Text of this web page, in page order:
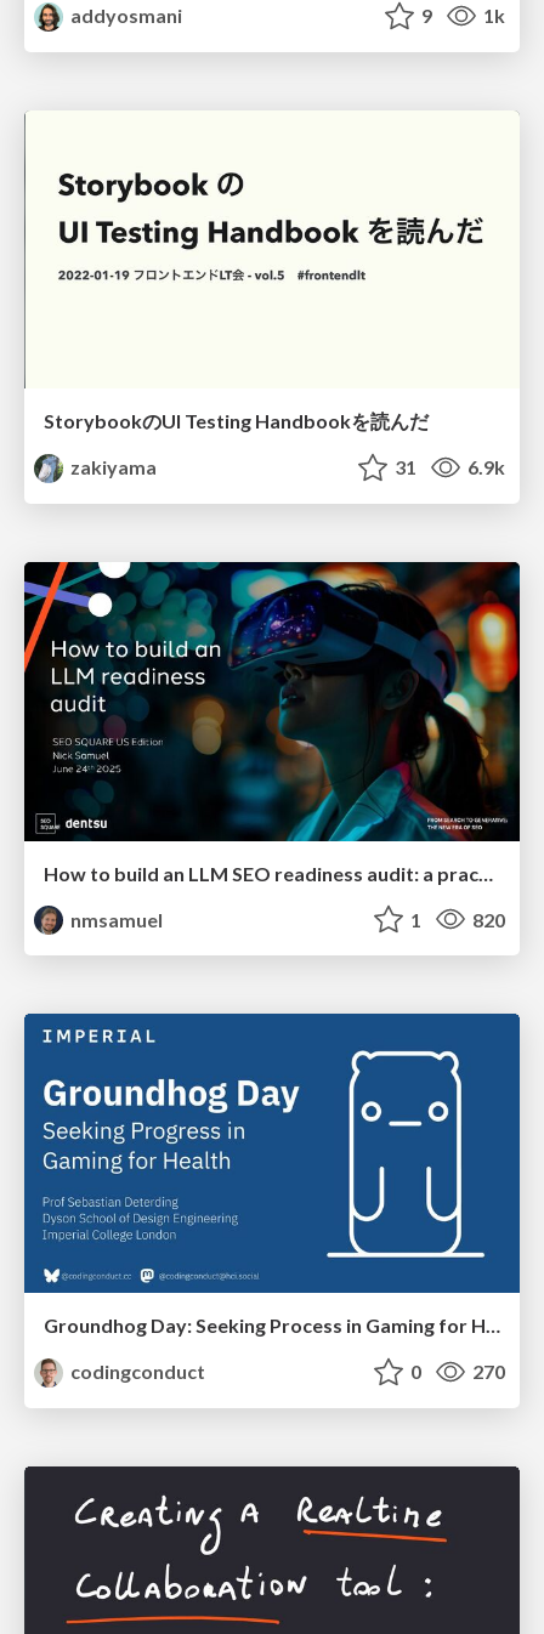
addyosmani 9 1k
StorybookのUI Testing Handbookを読んだ
zakiyama
31 6.9k
nmsamuel
1 820
Groundhog Day: Seeking Process in Gaming for Health
codingconduct
0 270